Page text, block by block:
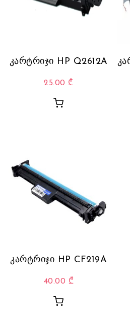
კარტრიჯი HP Q2612A
25.00 ₾
კარტრიჯი HP CF219A
40.00 ₾